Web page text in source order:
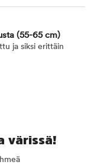
(55-65 cm)
ja siksi erittäin
värissä!